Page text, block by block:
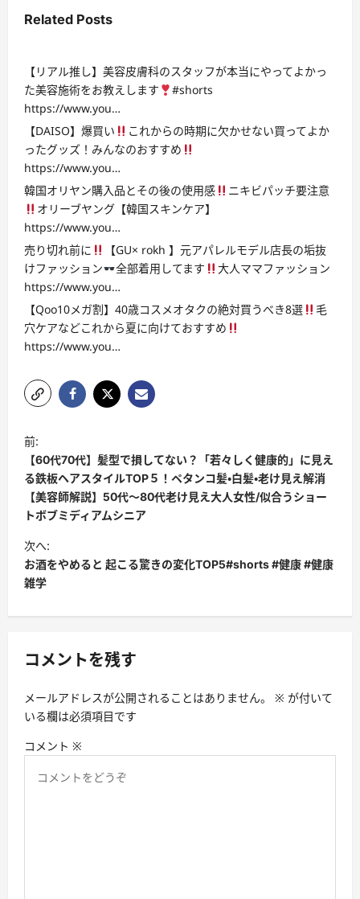
Related Posts
【リアル推し】美容皮膚科のスタッフが本当にやってよかっ
た美容施術をお教えします
#shorts
https://www.you…
【DAISO】爆買い
これからの時期に欠かせない買ってよか
ったグッズ！みんなのおすすめ
https://www.you…
韓国オリヤン購入品とその後の使用感
ニキビパッチ要注意
オリーブヤング【韓国スキンケア】
https://www.you…
売り切れ前に
【GU× rokh 】元アパレルモデル店長の垢抜
けファッション
全部着用してます
大人ママファッション
https://www.you…
【Qoo10メガ割】40歳コスメオタクの絶対買うべき8選
毛
穴ケアなどこれから夏に向けておすすめ
https://www.you…
投
稿
ナ
ビ
ー
シ
前:
【60代70代】髪型で損してない？「若々しく健康的」に見え
る鉄板ヘアスタイルTOP５！ペタンコ髪・白髪・老け見え解消
【美容師解説】50代〜80代老け見え大人女性/似合うショー
トボブミディアムシニア
次へ:
お酒をやめると 起こる驚きの変化TOP5#shorts #健康 #健康
雑学
コメントを残す
メールアドレスが公開されることはありません。 ※ が付いて
いる欄は必須項目です
コメント ※